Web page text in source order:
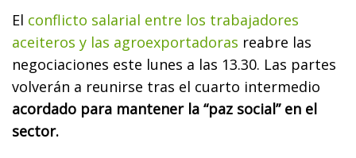
El conflicto salarial entre los trabajadores
aceiteros y las agroexportadoras reabre las
negociaciones este lunes a las 13.30. Las partes
volverán a reunirse tras el cuarto intermedio
acordado para mantener la “paz social” en el
sector.